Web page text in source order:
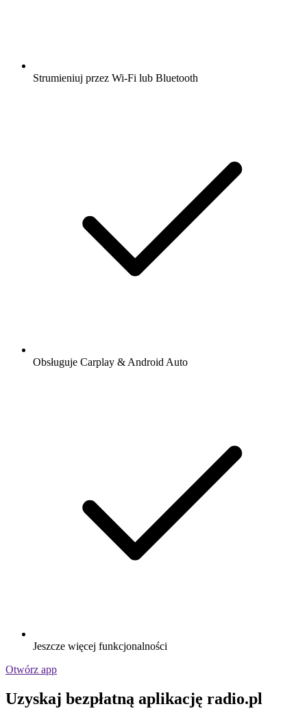
Strumieniuj przez Wi-Fi lub Bluetooth
Obsługuje Carplay & Android Auto
Jeszcze więcej funkcjonalności
Otwórz app
Uzyskaj bezpłatną aplikację radio.pl